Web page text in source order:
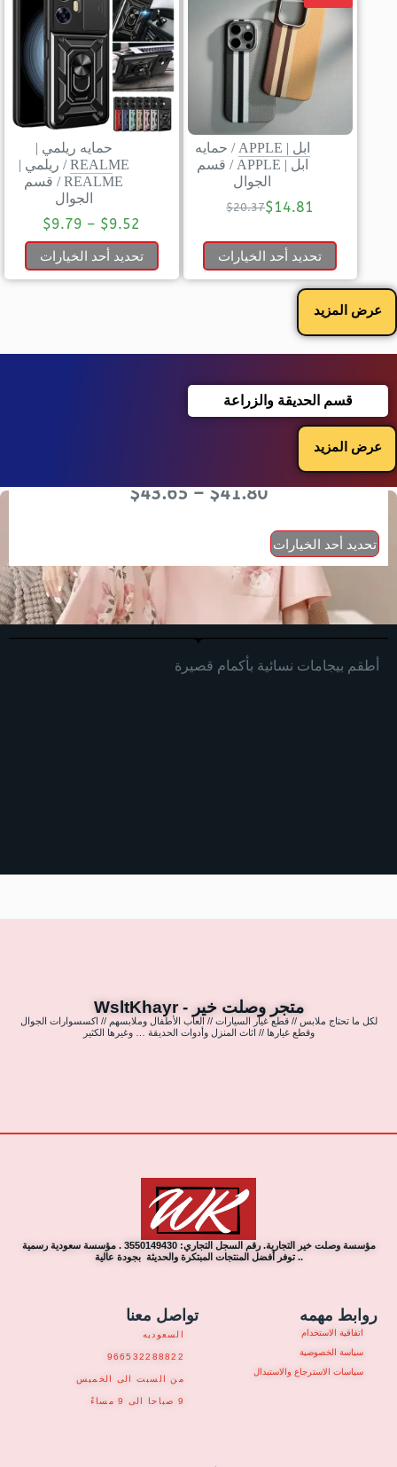
ابل | APPLE / حمايه
ابل | APPLE
/ قسم
الجوال
$20.37$14.81
تحديد أحد الخيارات
حمايه ريلمي |
REALME
/ ريلمي |
REALME
/ قسم
الجوال
$9.52
–
$9.79
تحديد أحد الخيارات
عرض المزيد
قسم الحديقة والزراعة
عرض المزيد
أطقم بيجامات نسائية بأكمام قصيرة
$41.80
–
$43.65
تحديد أحد الخيارات
متجر وصلت خير - WsltKhayr
لكل ما تحتاج ملابس // قطع غيار السيارات // العاب الأطفال وملابسهم // اكسسوارات الجوال
وقطع غيارها // اثاث المنزل وأدوات الحديقة … وغيرها الكثير
مؤسسة وصلت خير التجارية. رقم السجل التجاري: 3550149430 . مؤسسة سعودية رسمية
.. توفر أفضل المنتجات المبتكرة والحديثة بجودة عالية
روابط مهمه
اتفاقية الاستخدام
سياسة الخصوصية
سياسات الاسترجاع والاستبدال
تواصل معنا
السعوديه
966532288822
من السبت الى الخميس
9 صباحا الى 9 مساءً